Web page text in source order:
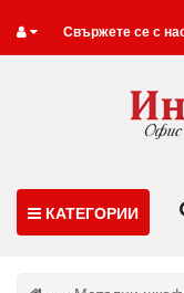
Свържете се с
КАТЕГОРИИ